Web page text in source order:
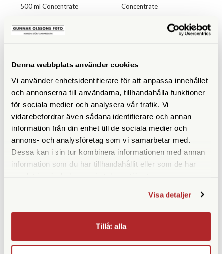
Denna webbplats använder cookies
Vi använder enhetsidentifierare för att anpassa innehållet
och annonserna till användarna, tillhandahålla funktioner
för sociala medier och analysera vår trafik. Vi
vidarebefordrar även sådana identifierare och annan
information från din enhet till de sociala medier och
annons- och analysföretag som vi samarbetar med.
Dessa kan i sin tur kombinera informationen med annan
information som du har tillhandahållit eller som de har
Visa detaljer
Tillåt alla
500 ml Concentrate
99 SEK
Concentrate
ANDRA KÖPTE ÄVEN